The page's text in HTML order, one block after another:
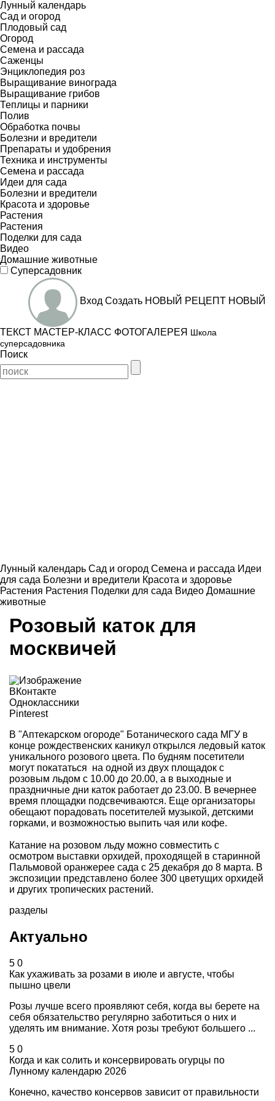
Лунный календарь
Сад и огород
Плодовый сад
Огород
Семена и рассада
Саженцы
Энциклопедия роз
Выращивание винограда
Выращивание грибов
Теплицы и парники
Полив
Обработка почвы
Болезни и вредители
Препараты и удобрения
Техника и инструменты
Семена и рассада
Идеи для сада
Болезни и вредители
Красота и здоровье
Растения
Растения
Поделки для сада
Видео
Домашние животные
Суперсадовник
Вход Создать НОВЫЙ РЕЦЕПТ НОВЫЙ
ТЕКСТ МАСТЕР-КЛАСС ФОТОГАЛЕРЕЯ Школа
суперсадовника
Поиск
Лунный календарь Сад и огород Семена и рассада Идеи
для сада Болезни и вредители Красота и здоровье
Растения Растения Поделки для сада Видео Домашние
животные
Розовый каток для
москвичей
ВКонтакте
Одноклассники
Pinterest
В "Аптекарском огороде" Ботанического сада МГУ в
конце рождественских каникул открылся ледовый каток
уникального розового цвета. По будням посетители
могут покататься на одной из двух площадок с
розовым льдом с 10.00 до 20.00, а в выходные и
праздничные дни каток работает до 23.00. В вечернее
время площадки подсвечиваются. Еще организаторы
обещают порадовать посетителей музыкой, детскими
горками, и возможностью выпить чая или кофе.
Катание на розовом льду можно совместить с
осмотром выставки орхидей, проходящей в старинной
Пальмовой оранжерее сада с 25 декабря до 8 марта. В
экспозиции представлено более 300 цветущих орхидей
и других тропических растений.
разделы
Актуально
5 0
Как ухаживать за розами в июле и августе, чтобы
пышно цвели
Розы лучше всего проявляют себя, когда вы берете на
себя обязательство регулярно заботиться о них и
уделять им внимание. Хотя розы требуют большего ...
5 0
Когда и как солить и консервировать огурцы по
Лунному календарю 2026
Конечно, качество консервов зависит от правильности